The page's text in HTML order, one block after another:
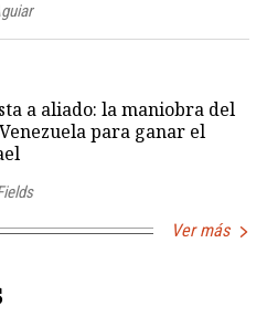
a aliado: la maniobra del
para ganar el
Ver más